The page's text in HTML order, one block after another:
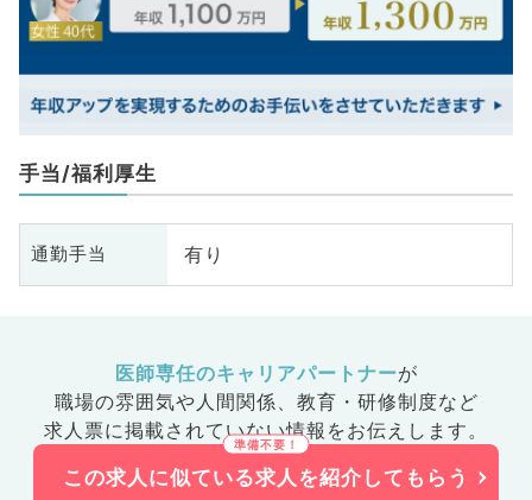
手当/福利厚生
通勤手当 有り
医師専任のキャリアパートナーが
職場の雰囲気や人間関係、 教育・研修制度など
求人票に掲載されていない情報をお伝えします。
この求人に似ている求人を紹介してもらう